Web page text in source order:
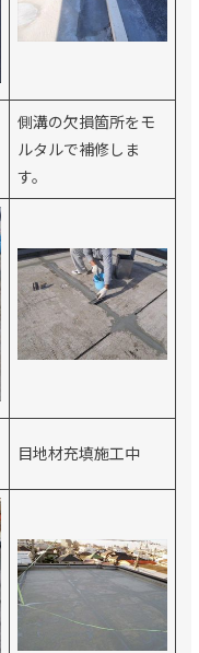
側溝の欠損箇所をモ
ルタルで補修しま
す。
目地材充填施工中